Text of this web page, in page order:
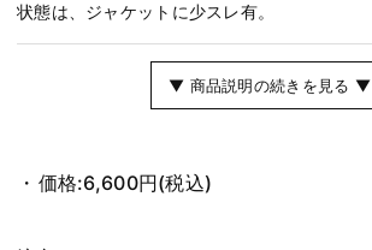
状態は、ジャケットに少スレ有。
▼ 商品説明の続きを見る ▼
価格:6,600円(税込)